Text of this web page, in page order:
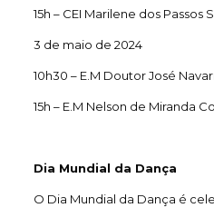
15h – CEI Marilene dos Passos
3 de maio de 2024
10h30 – E.M Doutor José
15h – E.M Nelson de Miranda
Dia Mundial da Dança
O Dia Mundial da Dança é